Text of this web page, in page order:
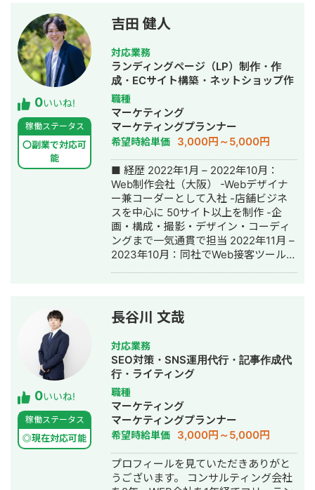
社 【業務内容】 ・to C：個人向けの中
古スマホのECのマーケティング戦略設
計、Web広告、LPO、コンテンツマー
ケティング、アフィリエイト、CRM ・
to B：法人向け中古スマホの月々のサ
ブスクレンタルスマホのマーケティン
グ戦略設計、Web広告、LPO、展示
会、コンテンツマーケティング 【実
績】 ・to C：Web広告運用(リスティン
グ、ディスプレイ)において目標営業利
益に対して110%達成。目標達成を2.5
年連続達成 ・to B：施策全体の年間リ
ード目標数3,500件に対してリスティ
ングおよびLPの改善、営業との連携の
見直し(MA、ステップメール)を行うこ
とで8,800件。2.5倍の目標達成を実
現。カスタマージャーニー設計や施策
のチャネル分析をもとに戦略的に施策
の実行・予算管理を行なうことが可能
①4000→9000まで6か月で増加。
②3000→9000まで7か月で増加。 ・1
投稿の平均インプレッション数20,000
超。 ・LINE(リスト)獲得数1年で3000
件超。 ・販売しているコンサルティン
グ、アフィリエイトの年商1500万円超
獲得。 ・平均成約率20％。 マーケテ
ィング支援事業 ・X運用や広告、マー
ケティング戦略支援法人5社担当中 ►
大手SaaS運営会社 【業務内容】 ・事
業会社のマーケティング ・リスティン
グ広告の CV 最大化 ・広告代理店と戦
略策定 ・サービスサイト、各 LP の改
0いいね!
稼働ステータス
〇副業で対応可
能
吉田 健人
対応業務
ランディングページ（LP）制作・作
成・ECサイト構築・ネットショップ作
成代行・SEO対策・SNS運用代行・記
事作成代行・ライティング・ホームペ
ージ制作・作成・バナー制作・デザイ
ン・リスティング広告運用代行
職種
マーケティング
マーケティングプランナー
希望時給単価 3,000円～5,000円
■ 経歴 2022年1月 – 2022年10月：
Web制作会社（大阪） -Webデザイナ
ー兼コーダーとして入社 -店舗ビジネ
スを中心に 50サイト以上を制作 -企
画・構成・撮影・デザイン・コーディ
ングまで一気通貫で担当 2022年11月 –
2023年10月：同社でWeb接客ツールの
KPI設計を担当 2023年11月 – 2024年7
月：冷凍宅配食「nosh」でインハウス
広告運用担当 -月間4,000万円規模の広
告予算を運用 -TikTok / Yahoo! /
SmartNews など複数媒体で獲得最大
化 -クリエイティブ企画・コピー制
作・LPOを実行 2024年8月 – 2025年5
月：スキンケアブランドでマーケティ
ング・CS・在庫管理を担当 -月間300
万円規模の広告運用/Instagram運用/戦
略設計を担当 -発送・梱包・在庫管理
などECサイトの流れを一気通貫で担当
2025年6月 – 金沢市のWebマーケ支援
0いいね!
稼働ステータス
◎現在対応可能
長谷川 文哉
対応業務
SEO対策・SNS運用代行・記事作成代
行・ライティング
職種
マーケティング
マーケティングプランナー
希望時給単価 3,000円～5,000円
プロフィールを見ていただきありがと
うございます。 コンサルティング会社